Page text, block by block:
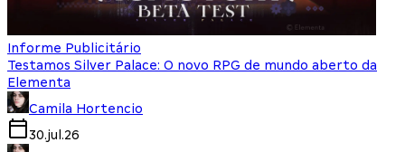
Informe Publicitário
Testamos Silver Palace: O novo RPG de mundo aberto da
Elementa
Camila Hortencio
30.jul.26